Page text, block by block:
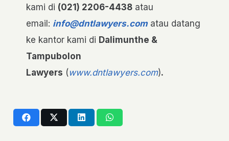
kami di (021) 2206-4438 atau
email: info@dntlawyers.com atau datang
ke kantor kami di Dalimunthe &
Tampubolon
Lawyers ( www.dntlawyers.com).